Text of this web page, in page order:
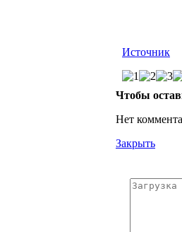
Источник
Чтобы
Нет
Закрыть